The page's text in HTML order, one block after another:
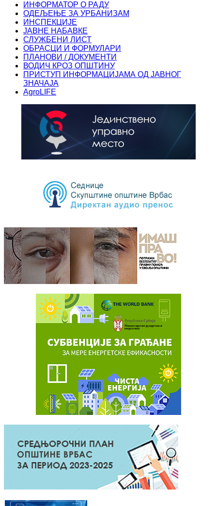
ИНФОРМАТОР О РАДУ
ОДЕЉЕЊЕ ЗА УРБАНИЗАМ
ИНСПЕКЦИЈЕ
ЈАВНЕ НАБАВКЕ
СЛУЖБЕНИ ЛИСТ
ОБРАСЦИ И ФОРМУЛАРИ
ПЛАНОВИ / ДОКУМЕНТИ
ВОДИЧ КРОЗ ОПШТИНУ
ПРИСТУП ИНФОРМАЦИЈАМА ОД ЈАВНОГ
ЗНАЧАЈА
AgroLIFE